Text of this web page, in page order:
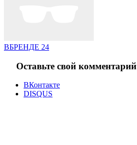
ВБРЕНДЕ 24
Оставьте свой комментарий
ВКонтакте
DISQUS